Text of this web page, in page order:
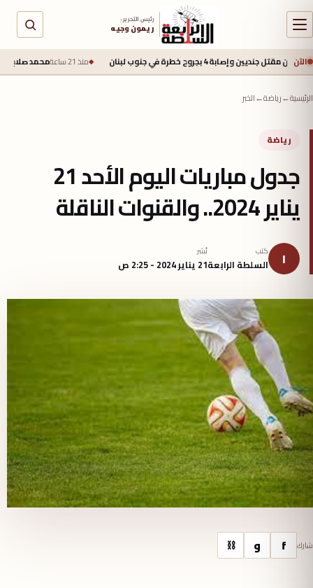
رئيس التحرير :
ريمون وجيه
الآن
بجروح خطرة في جنوب لبنان منذ 21 ساعة محمد صلاح يقترب من طرابزون
الرئيسية←رياضة←الخبر
رياضة
جدول مباريات اليوم الأحد 21
يناير 2024.. والقنوات الناقلة
ا كتب
السلطة الرابعة
نُشر
21 يناير 2024 - 2:25 ص
شارك f و ⛓